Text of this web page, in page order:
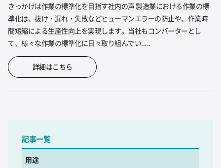
きっかけは作業の標準化を目指す社内の声 製造業における作業の標
準化は、抜け・漏れ・失敗などヒューマンエラーの防止や、作業時
間短縮による生産性向上を実現します。当社もコンバーターとし
て、様々な作業の標準化に日々取り組んでい…..
詳細はこちら
記事一覧
用途